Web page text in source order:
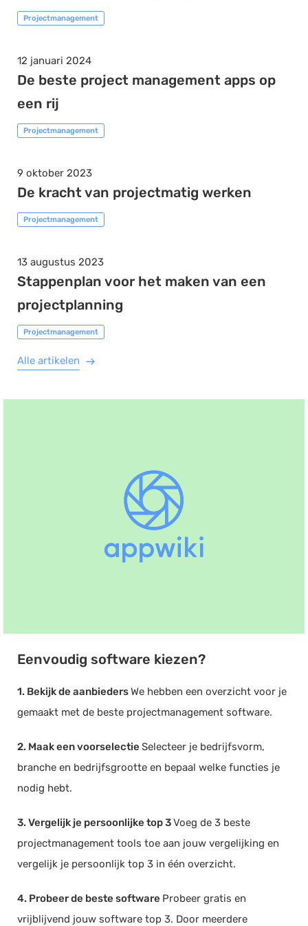
Projectmanagement
12 januari 2024
De beste project management apps op
een rij
Projectmanagement
9 oktober 2023
De kracht van projectmatig werken
Projectmanagement
13 augustus 2023
Stappenplan voor het maken van een
projectplanning
Projectmanagement
Alle artikelen
Eenvoudig software kiezen?
1. Bekijk de aanbiedersWe hebben een overzicht voor je
gemaakt met de beste projectmanagement software.
2. Maak een voorselectie Selecteer je bedrijfsvorm,
branche en bedrijfsgrootte en bepaal welke functies je
nodig hebt.
3. Vergelijk je persoonlijke top 3Voeg de 3 beste
projectmanagement tools toe aan jouw vergelijking en
vergelijk je persoonlijk top 3 in één overzicht.
4. Probeer de beste software Probeer gratis en
vrijblijvend jouw software top 3. Door meerdere